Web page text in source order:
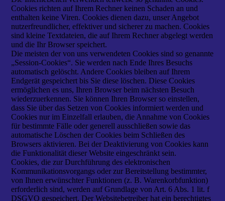
Cookies richten auf Ihrem Rechner keinen Schaden an und
enthalten keine Viren. Cookies dienen dazu, unser Angebot
nutzerfreundlicher, effektiver und sicherer zu machen. Cookies
sind kleine Textdateien, die auf Ihrem Rechner abgelegt werden
und die Ihr Browser speichert.
Die meisten der von uns verwendeten Cookies sind so genannte
„Session-Cookies“. Sie werden nach Ende Ihres Besuchs
automatisch gelöscht. Andere Cookies bleiben auf Ihrem
Endgerät gespeichert bis Sie diese löschen. Diese Cookies
ermöglichen es uns, Ihren Browser beim nächsten Besuch
wiederzuerkennen. Sie können Ihren Browser so einstellen,
dass Sie über das Setzen von Cookies informiert werden und
Cookies nur im Einzelfall erlauben, die Annahme von Cookies
für bestimmte Fälle oder generell ausschließen sowie das
automatische Löschen der Cookies beim Schließen des
Browsers aktivieren. Bei der Deaktivierung von Cookies kann
die Funktionalität dieser Website eingeschränkt sein.
Cookies, die zur Durchführung des elektronischen
Kommunikationsvorgangs oder zur Bereitstellung bestimmter,
von Ihnen erwünschter Funktionen (z. B. Warenkorbfunktion)
erforderlich sind, werden auf Grundlage von Art. 6 Abs. 1 lit. f
DSGVO gespeichert. Der Websitebetreiber hat ein berechtigtes